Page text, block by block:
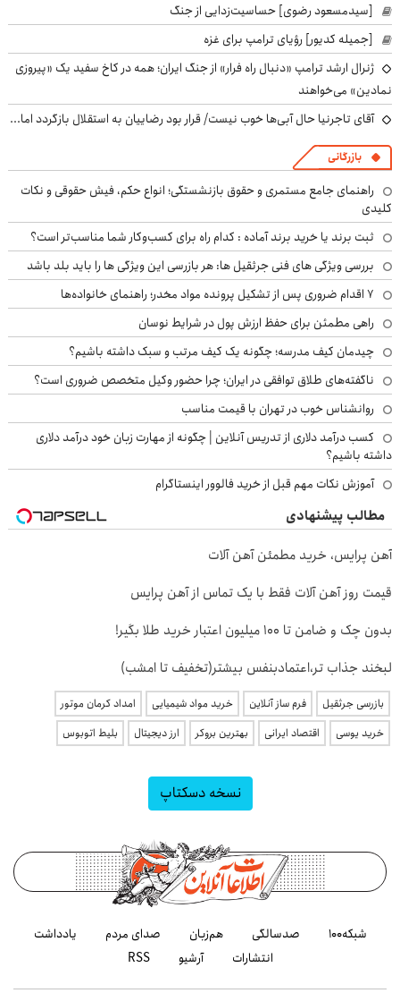
[سیدمسعود رضوی] حساسیت‌زدایی از جنگ
[جمیله کدیور] رؤیای ترامپ برای غزه
ژنرال ارشد ترامپ «دنبال راه فرار» از جنگ ایران؛ همه در کاخ سفید یک «پیروزی
نمادین» می‌خواهند
آقای تاجرنیا حال آبی‌ها خوب نیست/ قرار بود رضاییان به استقلال بازگردد اما...
بازرگانی
راهنمای جامع مستمری و حقوق بازنشستگی؛ انواع حکم، فیش حقوقی و نکات
کلیدی
ثبت برند یا خرید برند آماده : کدام راه برای کسب‌وکار شما مناسب‌تر است؟
بررسی ویژگی های فنی جرثقیل ها: هر بازرسی این ویژگی ها را باید بلد باشد
۷ اقدام ضروری پس از تشکیل پرونده مواد مخدر؛ راهنمای خانواده‌ها
راهی مطمئن برای حفظ ارزش پول در شرایط نوسان
چیدمان کیف مدرسه؛ چگونه یک کیف مرتب و سبک داشته باشیم؟
ناگفته‌های طلاق توافقی در ایران؛ چرا حضور وکیل متخصص ضروری است؟
روانشناس خوب در تهران با قیمت مناسب
کسب درآمد دلاری از تدریس آنلاین | چگونه از مهارت زبان خود درآمد دلاری
داشته باشیم؟
آموزش نکات مهم قبل از خرید فالوور اینستاگرام
مطالب پیشنهادی
آهن پرایس، خرید مطمئن آهن آلات
قیمت روز آهن آلات فقط با یک تماس از آهن پرایس
بدون چک و ضامن تا 100 میلیون اعتبار خرید طلا بگیر!
لبخند جذاب تر،اعتمادبنفس بیشتر(تخفیف تا امشب)
بازرسی جرثقیل فرم ساز آنلاین خرید مواد شیمیایی
امداد کرمان موتور
خرید یوسی
اقتصاد ایرانی بهترین بروکر ارز دیجیتال بلیط اتوبوس
نسخه دسکتاپ
شبکه۱۰۰ صدسالگی هم‌زبان صدای مردم
یادداشت
انتشارات
آرشیو RSS